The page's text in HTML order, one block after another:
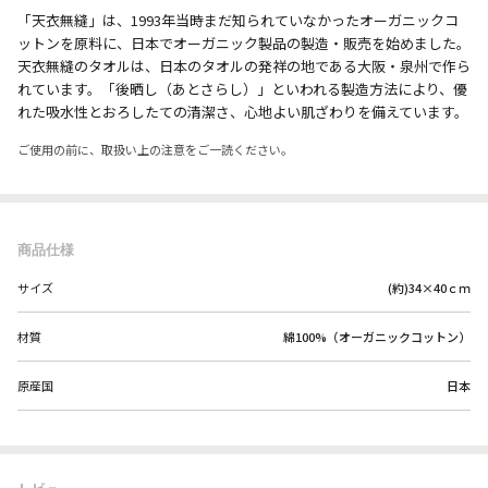
「天衣無縫」は、1993年当時まだ知られていなかったオーガニックコ
ットンを原料に、日本でオーガニック製品の製造・販売を始めました。
天衣無縫のタオルは、日本のタオルの発祥の地である大阪・泉州で作ら
れています。「後晒し（あとさらし）」といわれる製造方法により、優
れた吸水性とおろしたての清潔さ、心地よい肌ざわりを備えています。
ご使用の前に、取扱い上の注意をご一読ください。
商品仕様
サイズ (約)34×40ｃｍ
材質 綿100%（オーガニックコットン）
原産国 日本